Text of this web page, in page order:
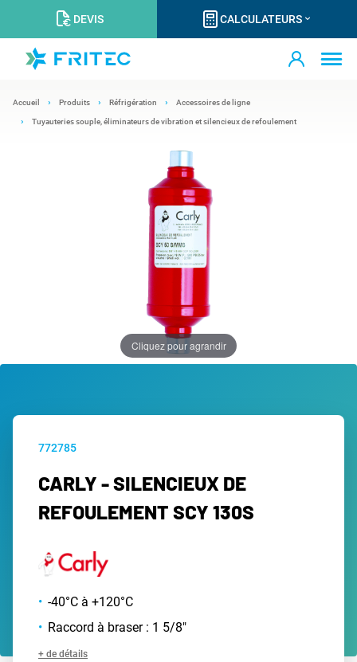
DEVIS CALCULATEURS
Accueil Produits Réfrigération Accessoires de ligne
Tuyauteries souple, éliminateurs de vibration et silencieux de refoulement
Cliquez pour agrandir
772785
CARLY - SILENCIEUX DE
REFOULEMENT SCY 130S
-40°C à +120°C
Raccord à braser : 1 5/8"
+ de détails